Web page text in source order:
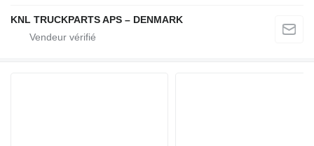
KNL TRUCKPARTS APS – DENMARK